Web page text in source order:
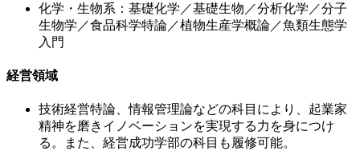
化学・生物系：基礎化学／基礎生物／分析化学／分子
生物学／食品科学特論／植物生産学概論／魚類生態学
入門
経営領域
技術経営特論、情報管理論などの科目により、起業家
精神を磨きイノベーションを実現する力を身につけ
る。また、経営成功学部の科目も履修可能。